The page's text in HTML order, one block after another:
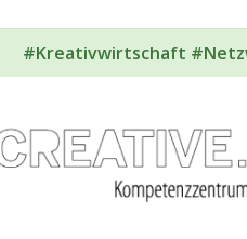
#Kreativwirtschaft